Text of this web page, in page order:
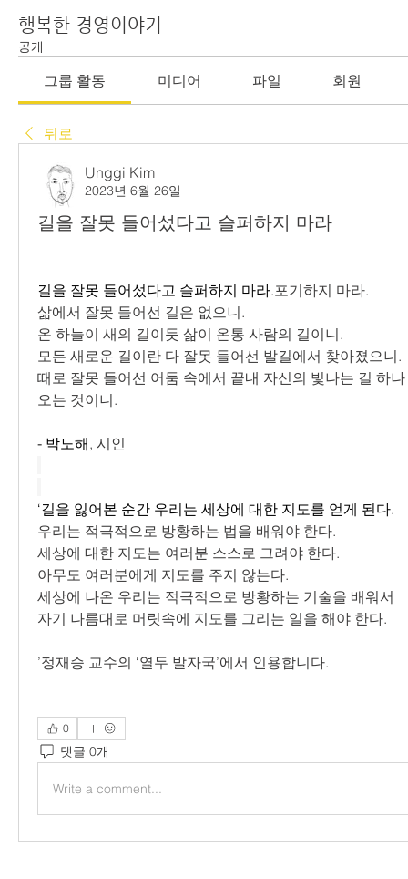
행복한 경영이야기
공개
그룹 활동 미디어 파일 회원
뒤로
Unggi Kim
2023년 6월 26일
길을 잘못 들어섰다고 슬퍼하지 마라
길을 잘못 들어섰다고 슬퍼하지 마라.포기하지 마라.
삶에서 잘못 들어선 길은 없으니.
온 하늘이 새의 길이듯 삶이 온통 사람의 길이니.
모든 새로운 길이란 다 잘못 들어선 발길에서 찾아졌으니.
때로 잘못 들어선 어둠 속에서 끝내 자신의 빛나는 길 하
오는 것이니.
- 박노해, 시인
‘길을 잃어본 순간 우리는 세상에 대한 지도를 얻게 된다.
우리는 적극적으로 방황하는 법을 배워야 한다.
세상에 대한 지도는 여러분 스스로 그려야 한다.
아무도 여러분에게 지도를 주지 않는다.
세상에 나온 우리는 적극적으로 방황하는 기술을 배워서
자기 나름대로 머릿속에 지도를 그리는 일을 해야 한다.
’정재승 교수의 ‘열두 발자국’에서 인용합니다.
0
댓글 0개
Write a comment...